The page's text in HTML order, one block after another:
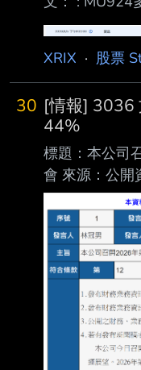
認為已經突破
(喊多喊空者，
論、心得類免
我是看著
有點強) : 退場
況分批止盈
往826附近看
XRIX · 股票
30 [情報] 3036
44%
標題：本公司
會 來源：公開
https://
_1 內文：
https://
--